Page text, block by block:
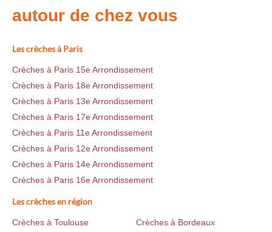
autour de chez vous
Les crèches à Paris
Crèches à Paris 15e Arrondissement
Crèches à Paris 18e Arrondissement
Crèches à Paris 13e Arrondissement
Crèches à Paris 17e Arrondissement
Crèches à Paris 11e Arrondissement
Crèches à Paris 12e Arrondissement
Crèches à Paris 14e Arrondissement
Crèches à Paris 16e Arrondissement
Les crèches en région
Crèches à Toulouse
Crèches à Bordeaux